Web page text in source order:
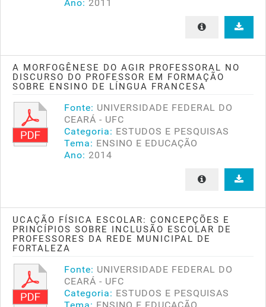
Ano: 2011
A MORFOGÊNESE DO AGIR PROFESSORAL NO
DISCURSO DO PROFESSOR EM FORMAÇÃO
SOBRE ENSINO DE LÍNGUA FRANCESA
Fonte: UNIVERSIDADE FEDERAL DO
CEARÁ - UFC
Categoria: ESTUDOS E PESQUISAS
Tema: ENSINO E EDUCAÇÃO
Ano: 2014
UCAÇÃO FÍSICA ESCOLAR: CONCEPÇÕES E
PRINCÍPIOS SOBRE INCLUSÃO ESCOLAR DE
PROFESSORES DA REDE MUNICIPAL DE
FORTALEZA
Fonte: UNIVERSIDADE FEDERAL DO
CEARÁ - UFC
Categoria: ESTUDOS E PESQUISAS